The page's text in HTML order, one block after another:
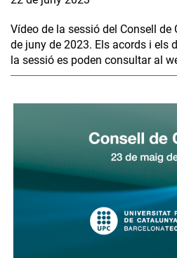
Vídeo de la sessió del Consell de
de juny de 2023. Els acords i els
la sessió es poden consultar al